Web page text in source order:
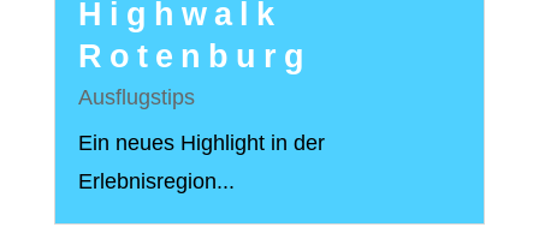
Highwalk
Rotenburg
Ausflugstips
Ein neues Highlight in der
Erlebnisregion...